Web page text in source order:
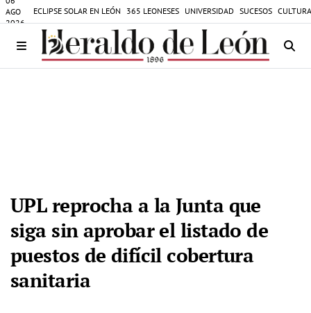
AGO
2026
ECLIPSE SOLAR EN LEÓN 365 LEONESES UNIVERSIDAD SUCESOS
UPL reprocha a la Junta que
siga sin aprobar el listado de
puestos de difícil cobertura
sanitaria